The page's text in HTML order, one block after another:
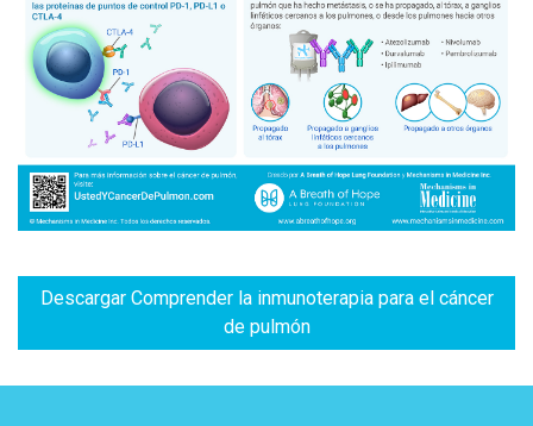
Descargar Comprender la inmunoterapia para el cáncer
de pulmón